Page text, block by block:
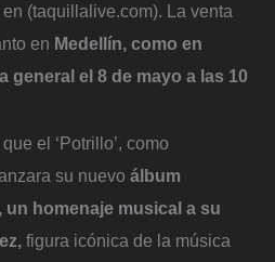
(taquillalive.com). La venta
en Medellín, como en
general el 8 de mayo a las 10
el ‘Potrillo’, como
su nuevo álbum
un homenaje musical a su
figura icónica de la música